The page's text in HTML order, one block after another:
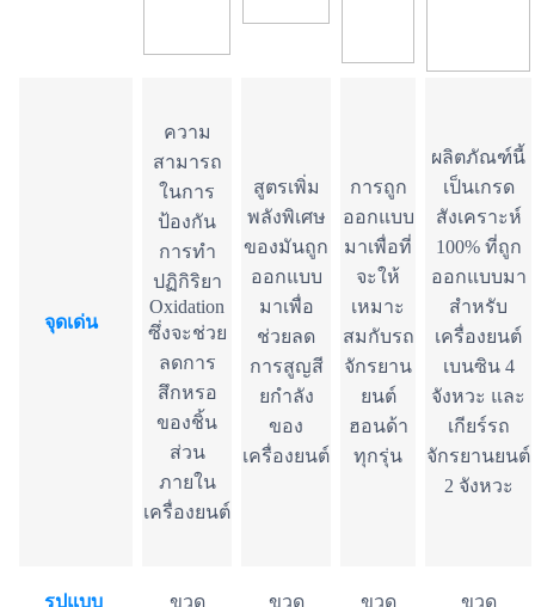
จุดเด่น
ความ
สามารถ
ในการ
ป้องกัน
การทำ
ปฏิกิริยา
Oxidation
ซึ่งจะช่วย
ลดการ
สึกหรอ
ของชิ้น
ส่วน
ภายใน
เครื่องยนต์
สูตรเพิ่ม
พลังพิเศษ
ของมันถูก
ออกแบบ
มาเพื่อ
ช่วยลด
การสูญสี
ยกำลัง
ของ
เครื่องยนต์
การถูก
ออกแบบ
มาเพื่อที่
จะให้
เหมาะ
สมกับรถ
จักรยาน
ยนต์
ฮอนด้า
ทุกรุ่น
ผลิตภัณฑ์นี้
เป็นเกรด
สังเคราะห์
100% ที่ถูก
ออกแบบมา
สำหรับ
เครื่องยนต์
เบนซิน 4
จังหวะ และ
เกียร์รถ
จักรยานยนต์
2 จังหวะ
รูปแบบ ขวด ขวด ขวด ขวด